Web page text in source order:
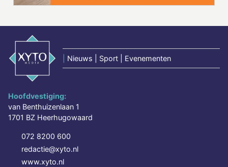
Nieuws | Sport | Evenementen
Hoofdvestiging:
van Benthuizenlaan 1
1701 BZ Heerhugowaard
072 8200 600
redactie@xyto.nl
www.xyto.nl